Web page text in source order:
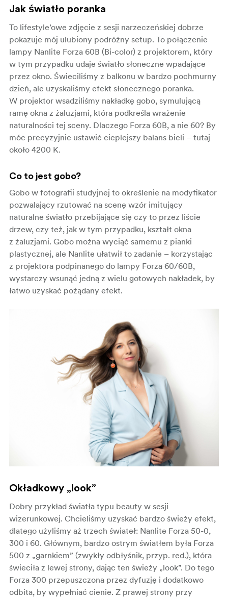
Jak światło poranka
To lifestyle’owe zdjęcie z sesji narzeczeńskiej dobrze
pokazuje mój ulubiony podróżny setup. To połączenie
lampy Nanlite Forza 60B (Bi-color) z projektorem, który
w tym przypadku udaje światło słoneczne wpadające
przez okno. Świeciliśmy z balkonu w bardzo pochmurny
dzień, ale uzyskaliśmy efekt słonecznego poranka.
W projektor wsadziliśmy nakładkę gobo, symulującą
ramę okna z żaluzjami, która podkreśla wrażenie
naturalności tej sceny. Dlaczego Forza 60B, a nie 60? By
móc precyzyjnie ustawić cieplejszy balans bieli – tutaj
około 4200 K.
Co to jest gobo?
Gobo w fotografii studyjnej to określenie na modyfikator
pozwalający rzutować na scenę wzór imitujący
naturalne światło przebijające się czy to przez liście
drzew, czy też, jak w tym przypadku, kształt okna
z żaluzjami. Gobo można wyciąć samemu z pianki
plastycznej, ale Nanlite ułatwił to zadanie – korzystając
z projektora podpinanego do lampy Forza 60/60B,
wystarczy wsunąć jedną z wielu gotowych nakładek, by
łatwo uzyskać pożądany efekt.
Okładkowy „look”
Dobry przykład światła typu beauty w sesji
wizerunkowej. Chcieliśmy uzyskać bardzo świeży efekt,
dlatego użyliśmy aż trzech świateł: Nanlite Forza 50-0,
300 i 60. Głównym, bardzo ostrym światłem była Forza
500 z „garnkiem” (zwykły odbłyśnik, przyp. red.), która
świeciła z lewej strony, dając ten świeży „look”. Do tego
Forza 300 przepuszczona przez dyfuzję i dodatkowo
odbita, by wypełniać cienie. Z prawej strony przy